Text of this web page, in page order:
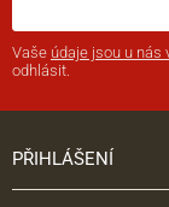
Vaše údaje jsou u nás
odhlásit.
PŘIHLÁŠENÍ